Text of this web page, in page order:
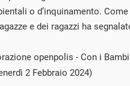
o d’inquinamento.
e dei ragazzi ha
openpolis - Con i
2 Febbraio 2024)